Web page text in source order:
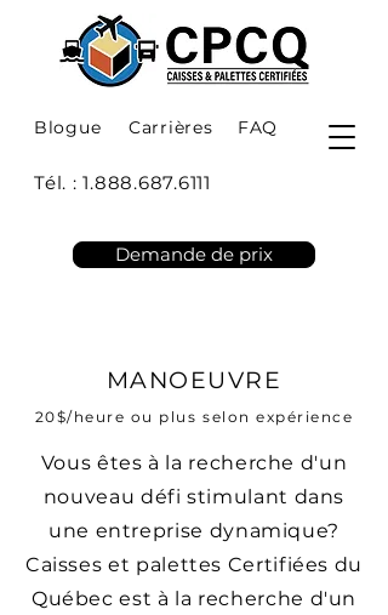
Blogue Carrières FAQ
Tél. :1.888.687.6111
Demande de prix
MANOEUVRE
20$/heure ou plus selon expérience
Vous êtes à la recherche d'un
nouveau défi stimulant dans
une entreprise dynamique?
Caisses et palettes Certifiées du
Québec est à la recherche d'un